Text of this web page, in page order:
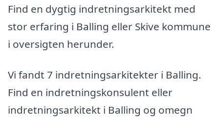
Find en dygtig indretningsarkitekt med
stor erfaring i Balling eller Skive kommune
i oversigten herunder.
Vi fandt 7 indretningsarkitekter i Balling.
Find en indretningskonsulent eller
indretningsarkitekt i Balling og omegn